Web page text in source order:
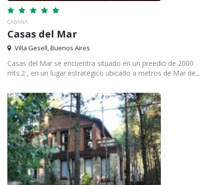
CABAÑA
Casas del Mar
Villa Gesell, Buenos Aires
Casas del Mar se encuentra situado en un preedio de 2000
mts.2 , en un lugar estratégico ubicado a metros de Mar de...